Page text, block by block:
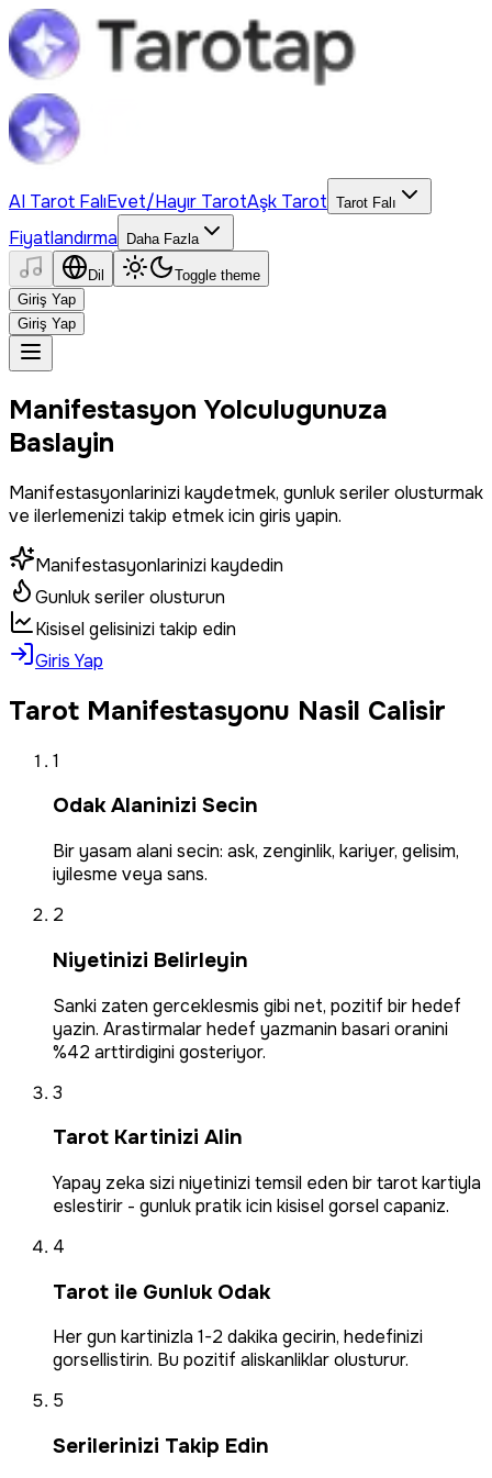
AI Tarot FalıEvet/Hayır TarotAşk Tarot Tarot Falı
Fiyatlandırma Daha Fazla
Dil
Toggle theme
Giriş Yap
Giriş Yap
Manifestasyon Yolculugunuza
Baslayin
Manifestasyonlarinizi kaydetmek, gunluk seriler olusturmak
ve ilerlemenizi takip etmek icin giris yapin.
Manifestasyonlarinizi kaydedin
Gunluk seriler olusturun
Kisisel gelisinizi takip edin
Giris Yap
Tarot Manifestasyonu Nasil Calisir
1
Odak Alaninizi Secin
Bir yasam alani secin: ask, zenginlik, kariyer, gelisim,
iyilesme veya sans.
2
Niyetinizi Belirleyin
Sanki zaten gerceklesmis gibi net, pozitif bir hedef
yazin. Arastirmalar hedef yazmanin basari oranini
%42 arttirdigini gosteriyor.
3
Tarot Kartinizi Alin
Yapay zeka sizi niyetinizi temsil eden bir tarot kartiyla
eslestirir - gunluk pratik icin kisisel gorsel capaniz.
4
Tarot ile Gunluk Odak
Her gun kartinizla 1-2 dakika gecirin, hedefinizi
gorsellistirin. Bu pozitif aliskanliklar olusturur.
5
Serilerinizi Takip Edin